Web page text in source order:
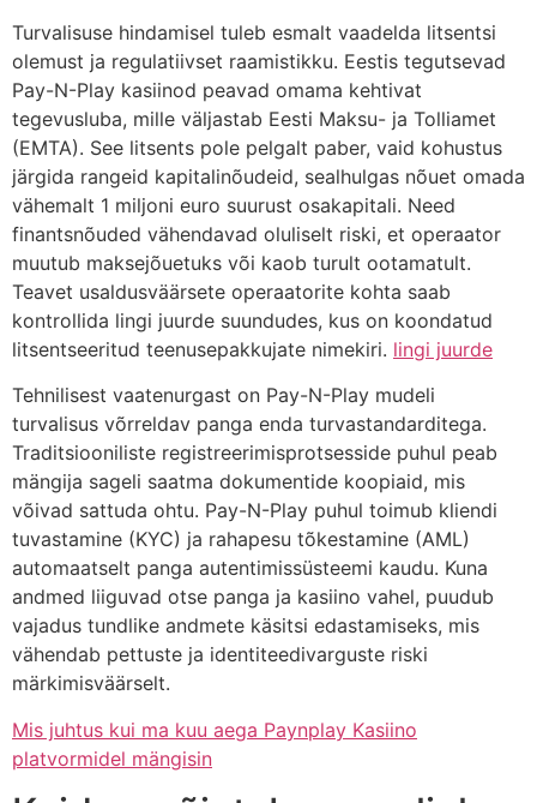
Turvalisuse hindamisel tuleb esmalt vaadelda litsentsi
olemust ja regulatiivset raamistikku. Eestis tegutsevad
Pay-N-Play kasiinod peavad omama kehtivat
tegevusluba, mille väljastab Eesti Maksu- ja Tolliamet
(EMTA). See litsents pole pelgalt paber, vaid kohustus
järgida rangeid kapitalinõudeid, sealhulgas nõuet omada
vähemalt 1 miljoni euro suurust osakapitali. Need
finantsnõuded vähendavad oluliselt riski, et operaator
muutub maksejõuetuks või kaob turult ootamatult.
Teavet usaldusväärsete operaatorite kohta saab
kontrollida lingi juurde suundudes, kus on koondatud
litsentseeritud teenusepakkujate nimekiri. lingi juurde
Tehnilisest vaatenurgast on Pay-N-Play mudeli
turvalisus võrreldav panga enda turvastandarditega.
Traditsiooniliste registreerimisprotsesside puhul peab
mängija sageli saatma dokumentide koopiaid, mis
võivad sattuda ohtu. Pay-N-Play puhul toimub kliendi
tuvastamine (KYC) ja rahapesu tõkestamine (AML)
automaatselt panga autentimissüsteemi kaudu. Kuna
andmed liiguvad otse panga ja kasiino vahel, puudub
vajadus tundlike andmete käsitsi edastamiseks, mis
vähendab pettuste ja identiteedivarguste riski
märkimisväärselt.
Mis juhtus kui ma kuu aega Paynplay Kasiino
platvormidel mängisin